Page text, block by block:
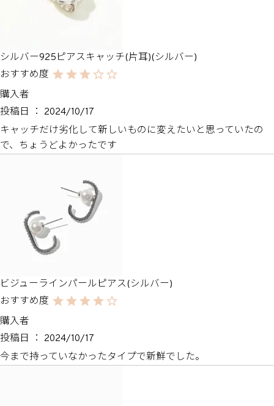
シルバー925ピアスキャッチ(片耳)(シルバー)
購入者
投稿日
2024/10/17
キャッチだけ劣化して新しいものに変えたいと思っていたの
で、ちょうどよかったです
ビジューラインパールピアス(シルバー)
購入者
投稿日
2024/10/17